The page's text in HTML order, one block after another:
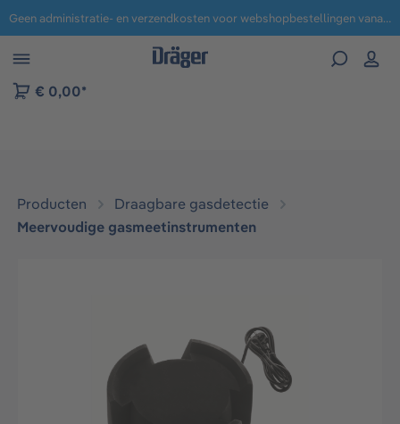
naar navigatie B2B-platform Geen administratie- en verzendkosten voor webshopbestellingen vanaf € 100,-.
€ 0,00*
Producten
Draagbare gasdetectie
Meervoudige gasmeetinstrumenten